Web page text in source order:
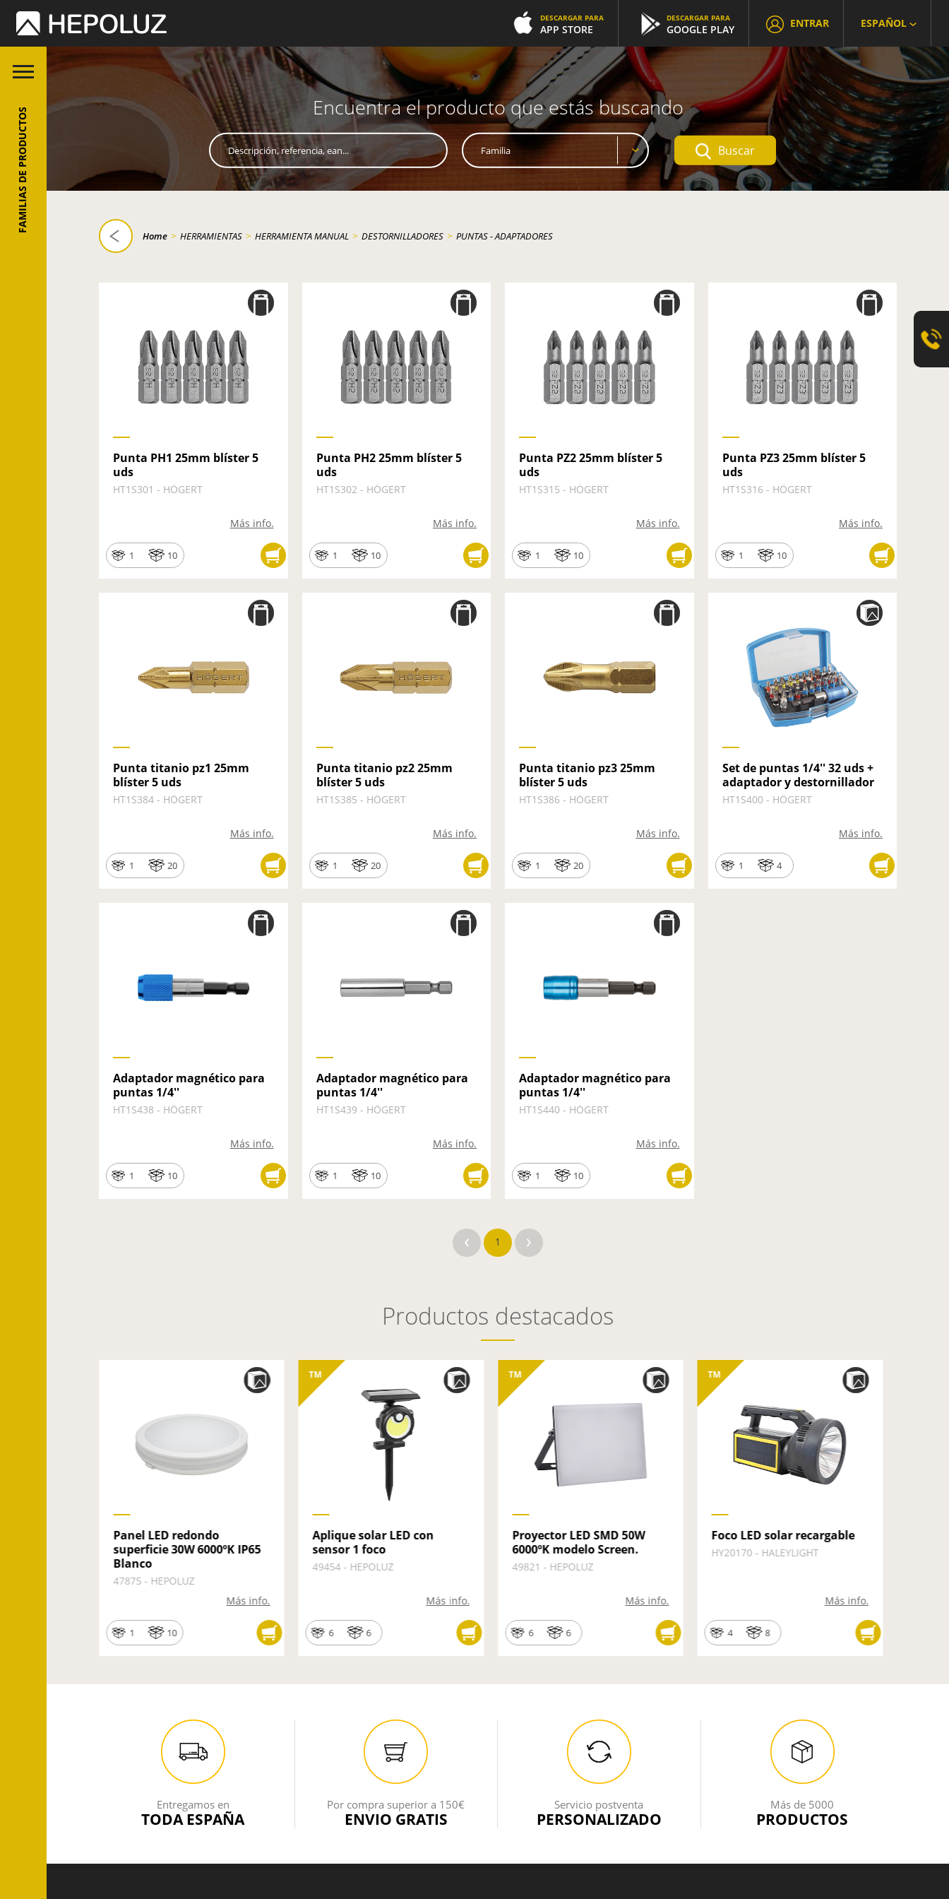
DESCARGAR PARA
APP STORE
DESCARGAR PARA
GOOGLE PLAY ENTRAR ESPAÑOL
FAMILIAS DE PRODUCTOS Encuentra el producto que estás buscando
Buscar
Home > HERRAMIENTAS > HERRAMIENTA MANUAL > DESTORNILLADORES > PUNTAS - ADAPTADORES
Punta PH1 25mm blíster 5
uds
HT1S301 - HÖGERT
Más info.
1 10
Punta PH2 25mm blíster 5
uds
HT1S302 - HÖGERT
Más info.
1 10
Punta PZ2 25mm blíster 5
uds
HT1S315 - HÖGERT
Más info.
1 10
Punta PZ3 25mm blíster 5
uds
HT1S316 - HÖGERT
Más info.
1 10
Punta titanio pz1 25mm
blíster 5 uds
HT1S384 - HÖGERT
Más info.
1 20
Punta titanio pz2 25mm
blíster 5 uds
HT1S385 - HÖGERT
Más info.
1 20
Punta titanio pz3 25mm
blíster 5 uds
HT1S386 - HÖGERT
Más info.
1 20
Set de puntas 1/4'' 32 uds +
adaptador y destornillador
HT1S400 - HÖGERT
Más info.
1 4
Adaptador magnético para
puntas 1/4''
HT1S438 - HÖGERT
Más info.
1 10
Adaptador magnético para
puntas 1/4''
HT1S439 - HÖGERT
Más info.
1 10
Adaptador magnético para
puntas 1/4''
HT1S440 - HÖGERT
Más info.
1 10
1
Productos destacados
Panel LED redondo
superficie 30W 6000ºK IP65
Blanco
47875 - HEPOLUZ
Más info.
1 10
TM
Aplique solar LED con
sensor 1 foco
49454 - HEPOLUZ
Más info.
6 6
TM
Proyector LED SMD 50W
6000ºK modelo Screen.
49821 - HEPOLUZ
Más info.
6 6
TM
Foco LED solar recargable
HY20170 - HALEYLIGHT
Más info.
4 8
Entregamos en
TODA ESPAÑA
Por compra superior a 150€
ENVIO GRATIS
Servicio postventa
PERSONALIZADO
Más de 5000
PRODUCTOS